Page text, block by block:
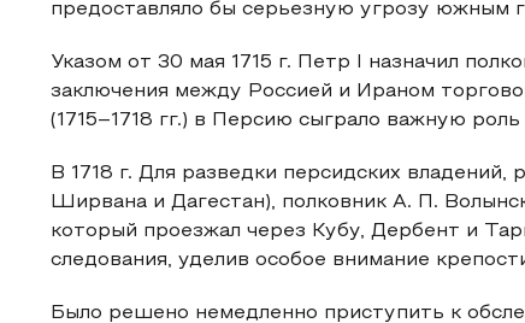
предоставляло бы серьезную угрозу южным
Указом от 30 мая 1715 г. Петр I назначил
заключения между Россией и Ираном
(1715–1718 гг.) в Персию сыграло важную
В 1718 г. Для разведки персидских
Ширвана и Дагестан), полковник А. П.
который проезжал через Кубу, Дербент и
следования, уделив особое внимание
Было решено немедленно приступить к